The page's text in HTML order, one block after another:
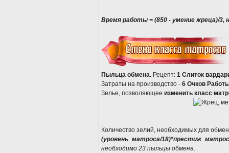
Время работы = (850 - умение жреца)/3,
Пыльца обмена. Рецепт: 1 Слиток
Затраты на производство - 6 Очков
Зелье, позволяющее изменить класс
Количество зелий, необходимых для
(уровень_матроса/
необходимо 23 пыльцы обмена.